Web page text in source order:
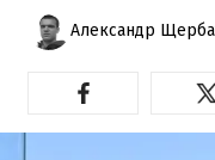
Александр